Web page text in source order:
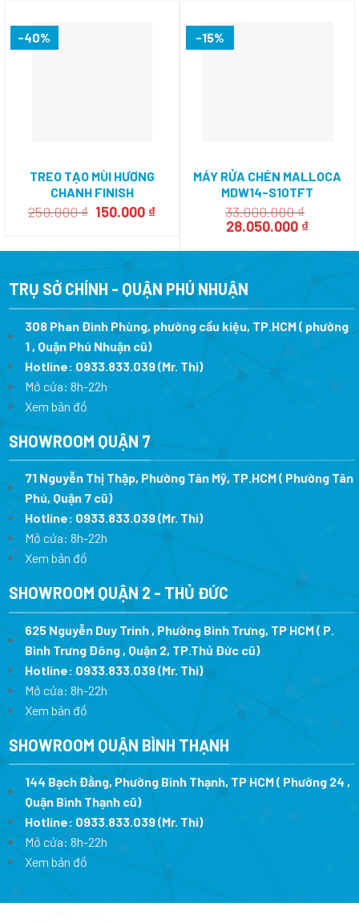
-40%
TREO TẠO MÙI HƯƠNG
CHANH FINISH
250.000₫ Giá
250.000 ₫.
150.000 ₫Giá
là:
-15%
MÁY RỬA CHÉN MALLOCA
MDW14-S10TFT
33.000.000₫
Giá
là:
28.050.000 ₫Giá
tại
TRỤ SỞ CHÍNH - QUẬN PHÚ NHUẬN
308 Phan Đình Phùng, phường cầu kiệu, TP.HCM ( phường
1 , Quận Phú Nhuận cũ)
Hotline: 0933.833.039(Mr. Thi)
Mở cửa: 8h-22h
Xem bản đồ
SHOWROOM QUẬN 7
71 Nguyễn Thị Thập, Phường Tân Mỹ, TP.HCM ( Phường Tân
Phú, Quận 7 cũ)
Hotline: 0933.833.039(Mr. Thi)
Mở cửa: 8h-22h
Xem bản đồ
SHOWROOM QUẬN 2 - THỦ ĐỨC
625 Nguyễn Duy Trinh , Phường Bình Trưng, TP HCM ( P.
Bình Trưng Đông , Quận 2, TP.Thủ Đức cũ)
Hotline: 0933.833.039(Mr. Thi)
Mở cửa: 8h-22h
Xem bản đồ
SHOWROOM QUẬN BÌNH THẠNH
144 Bạch Đằng, Phường Bình Thạnh, TP HCM ( Phường 24 ,
Quận Bình Thạnh cũ)
Hotline: 0933.833.039(Mr. Thi)
Mở cửa: 8h-22h
Xem bản đồ